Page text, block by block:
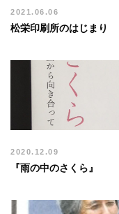
2021.06.06
松栄印刷所のはじまり
2020.12.09
『雨の中のさくら』